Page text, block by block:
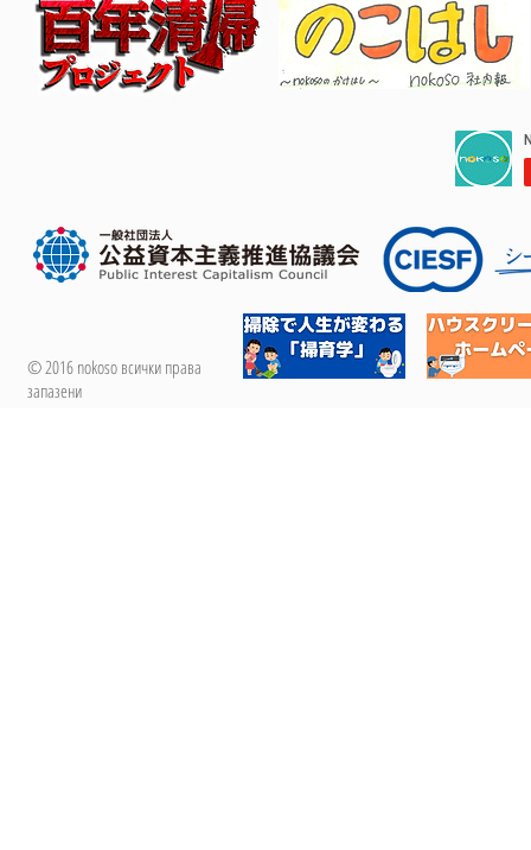
© 2016 nokoso всички права
запазени